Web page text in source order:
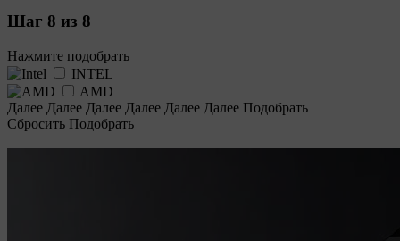
Шаг 8 из 8
Нажмите подобрать
INTEL
AMD
Далее Далее Далее Далее Далее Далее Подобрать
Сбросить Подобрать